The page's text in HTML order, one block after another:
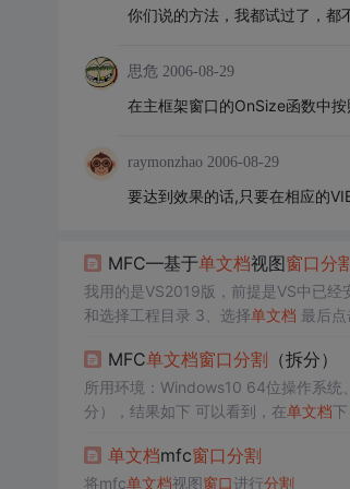
你们说的方法，我都试过了，都
思危 2006-08-29
在主框架窗口的OnSize函数中
raymonzhao 2006-08-29
要达到效果的话,只要在相应的
MFC—基于单文档视图窗口分
我用的是VS2019版，前提是VS中已
和选择工程目录 3、选择单文档 最后
MFC单文档窗口分割 （拆分）
所用环境：Windows10 64位操作系
分），结果如下 可以看到，在单文档下
单文档mfc窗口分割
将mfc单文档视图窗口进行分割